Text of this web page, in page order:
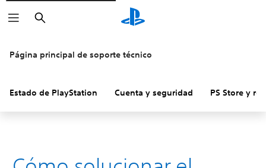
Buscar
Página principal de soporte técnico
Estado de PlayStation Cuenta y seguridad PS Store y